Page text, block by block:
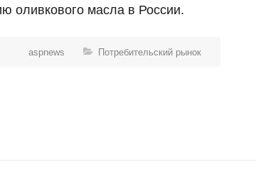
оливкового масла в России.
aspnews Потребительский рынок